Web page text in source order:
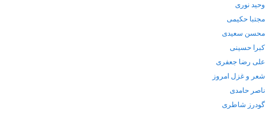
وحید نوری
مجتبا حکیمی
محسن سعیدی
کبرا حسینی
علی رضا جعفری
شعر و غزل امروز
ناصر حامدی
گودرز شاطری